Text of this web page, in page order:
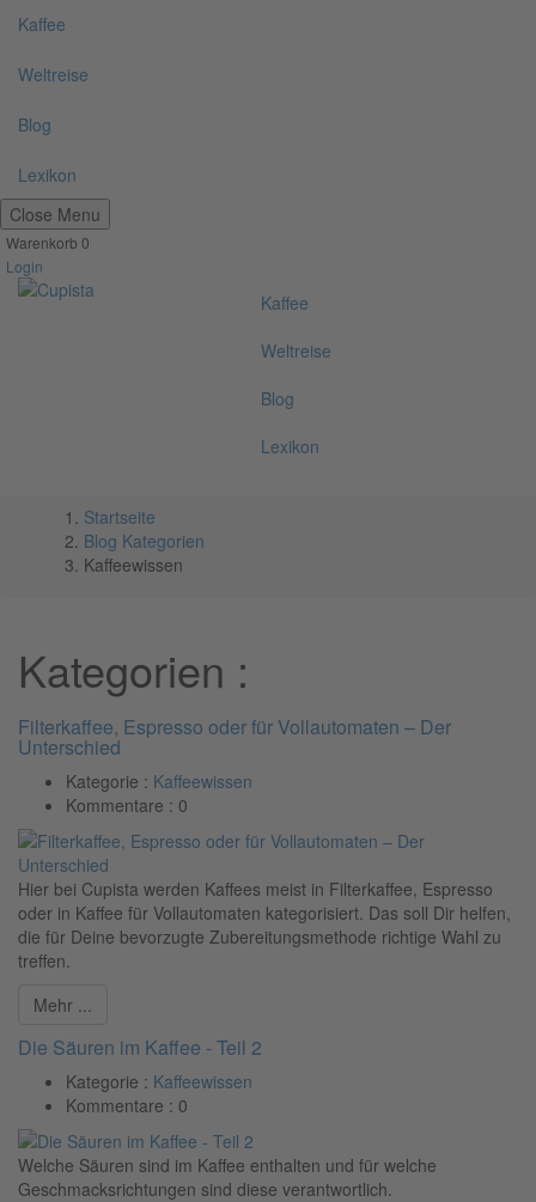
Kaffee
Weltreise
Blog
Lexikon
Close Menu
Warenkorb 0
Login
Kaffee
Weltreise
Blog
Lexikon
Startseite
Blog Kategorien
Kaffeewissen
Kategorien :
Filterkaffee, Espresso oder für Vollautomaten – Der
Unterschied
Kategorie : Kaffeewissen
Kommentare : 0
Hier bei Cupista werden Kaffees meist in Filterkaffee, Espresso
oder in Kaffee für Vollautomaten kategorisiert. Das soll Dir helfen,
die für Deine bevorzugte Zubereitungsmethode richtige Wahl zu
treffen.
Mehr ...
Die Säuren im Kaffee - Teil 2
Kategorie : Kaffeewissen
Kommentare : 0
Welche Säuren sind im Kaffee enthalten und für welche
Geschmacksrichtungen sind diese verantwortlich.